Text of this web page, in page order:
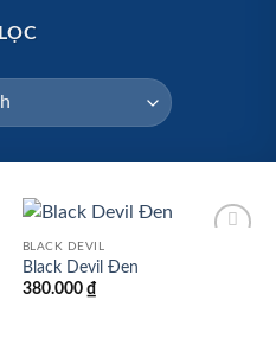
LỌC
BLACK DEVIL
Black Devil Đen
380.000 ₫